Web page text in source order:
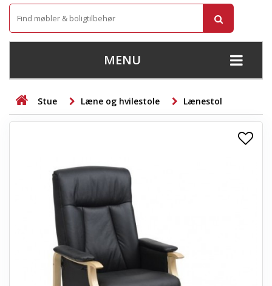
MENU
+
STUE
+
KONTORMØBLER
OPBEVARING
ENTREMØBLER
Stue Læne og hvilestole Lænestol